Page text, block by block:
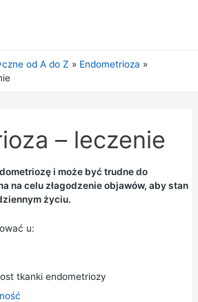
od A do Z
Endometrioza
– leczenie
i może być trudne do
na celu złagodzenie objawów, aby stan
życiu.
u:
tkanki endometriozy